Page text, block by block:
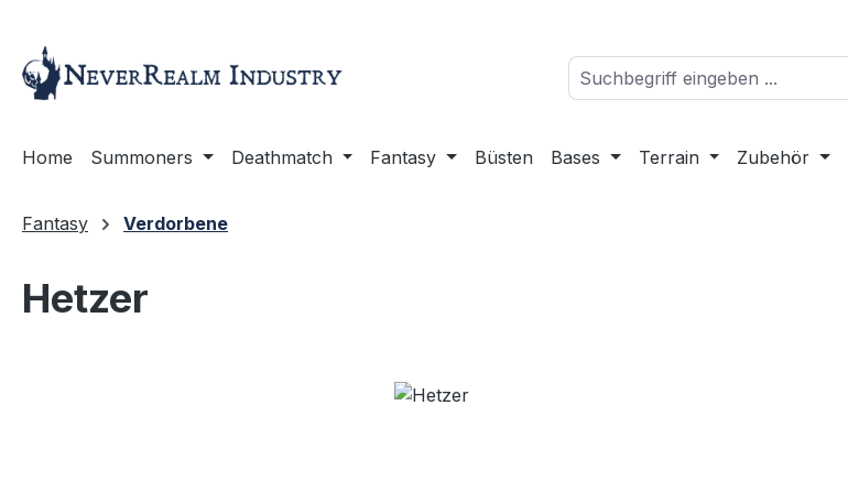
Home Summoners Deathmatch Fantasy Büsten Bases Terrain Zubehör
Fantasy Verdorbene
Hetzer